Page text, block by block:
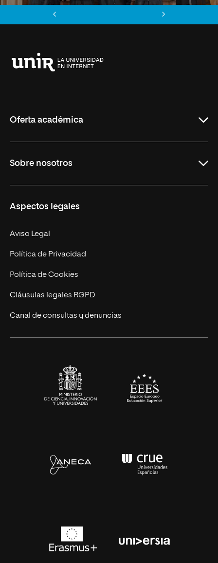
Oferta académica
Másteres Oficiales
Doctorados
Experto Universitario
Postgrados
Cursos Universitarios
Sobre nosotros
Facultades
Nuestro Equipo
Trabaja en UNIR
Actualidad
UNIR Revista
Eventos
Aspectos legales
Aviso Legal
Política de Privacidad
Política de Cookies
Cláusulas legales RGPD
Canal de consultas y denuncias